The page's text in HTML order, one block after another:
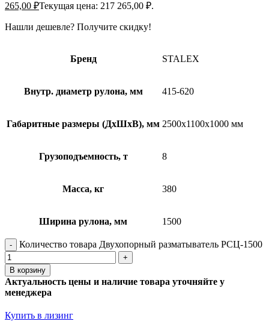
265,00 ₽Текущая цена: 217 265,00 ₽.
Нашли дешевле? Получите скидку!
Бренд STALEX
Внутр. диаметр рулона, мм 415-620
Габаритные размеры (ДxШxВ), мм 2500x1100x1000 мм
Грузоподъемность, т 8
Масса, кг 380
Ширина рулона, мм 1500
Количество товара Двухопорный разматыватель РСЦ-1500
В корзину
Актуальность цены и наличие товара уточняйте у
менеджера
Купить в лизинг